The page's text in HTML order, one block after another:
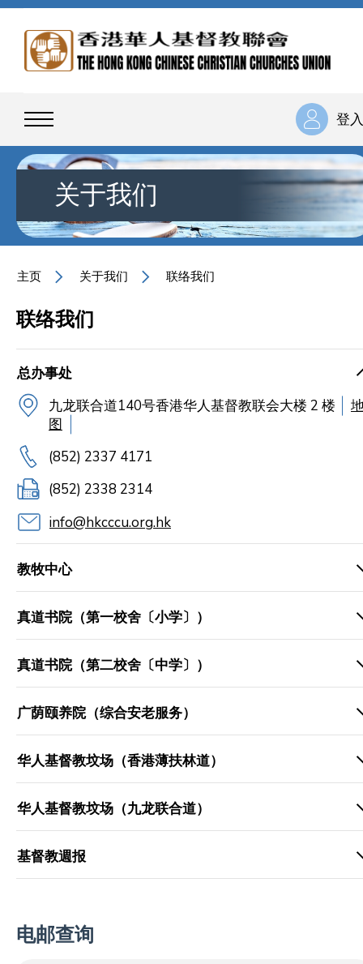
登入
关于我们
主页 关于我们 联络我们
联络我们
总办事处
九龙联合道140号香港华人基督教联会大楼 2 楼
图
(852) 2337 4171
(852) 2338 2314
info@hkcccu.org.hk
教牧中心
真道书院（第一校舍〔小学〕）
真道书院（第二校舍〔中学〕）
广荫颐养院（综合安老服务）
华人基督教坟场（香港薄扶林道）
华人基督教坟场（九龙联合道）
基督教週报
电邮查询